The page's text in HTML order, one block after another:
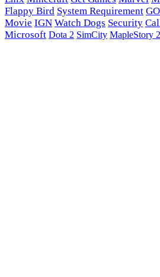
Flappy Bird System Requirement
Movie IGN Watch Dogs Security
Microsoft Dota 2 SimCity MapleStory 2